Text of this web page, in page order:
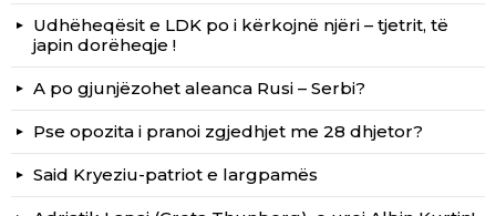
Udhëheqësit e LDK po i kërkojnë njëri – tjetrit, të
japin dorëheqje !
A po gjunjëzohet aleanca Rusi – Serbi?
Pse opozita i pranoi zgjedhjet me 28 dhjetor?
Said Kryeziu-patriot e largpamës